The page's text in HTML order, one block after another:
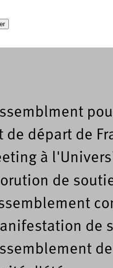
départ de
à
de
de